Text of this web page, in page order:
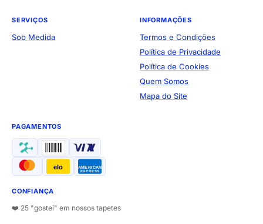
SERVIÇOS
Sob Medida
INFORMAÇÕES
Termos e Condições
Política de Privacidade
Política de Cookies
Quem Somos
Mapa do Site
PAGAMENTOS
elo AMERICAN
EXPRESS
CONFIANÇA
❤️ 25 "gostei" em nossos tapetes